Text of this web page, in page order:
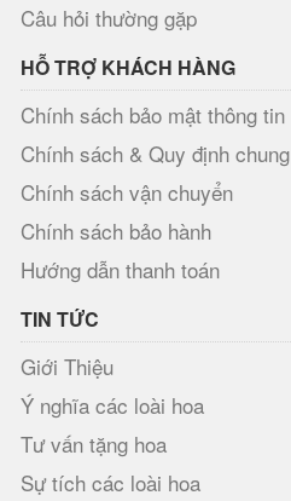
Câu hỏi thường gặp
HỖ TRỢ KHÁCH HÀNG
Chính sách bảo mật thông tin
Chính sách & Quy định chung
Chính sách vận chuyển
Chính sách bảo hành
Hướng dẫn thanh toán
TIN TỨC
Giới Thiệu
Ý nghĩa các loài hoa
Tư vấn tặng hoa
Sự tích các loài hoa